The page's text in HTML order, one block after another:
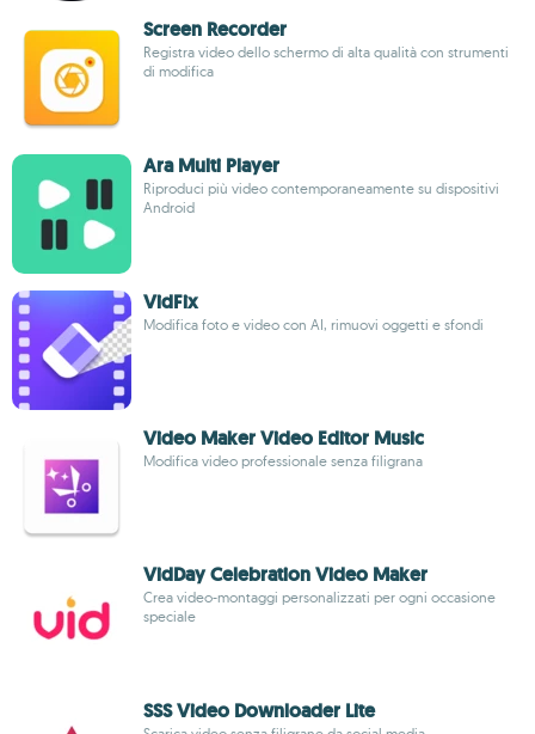
Screen Recorder
Registra video dello schermo di alta qualità con strumenti
di modifica
Ara Multi Player
Riproduci più video contemporaneamente su dispositivi
Android
VidFix
Modifica foto e video con AI, rimuovi oggetti e sfondi
Video Maker Video Editor Music
Modifica video professionale senza filigrana
VidDay Celebration Video Maker
Crea video-montaggi personalizzati per ogni occasione
speciale
SSS Video Downloader Lite